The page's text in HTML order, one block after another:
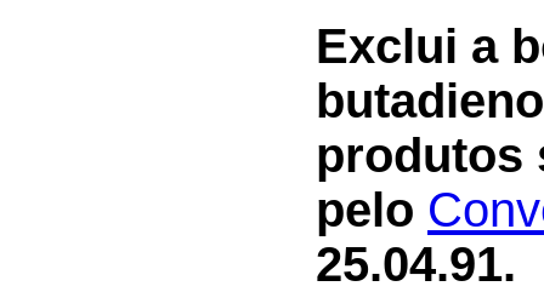
Exclui a
produtos
pelo
25.04.91.